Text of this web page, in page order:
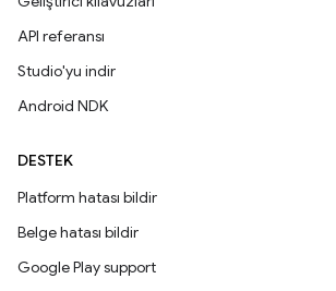
API referansı
Studio'yu indir
Android NDK
DESTEK
Platform hatası bildir
Belge hatası bildir
Google Play support